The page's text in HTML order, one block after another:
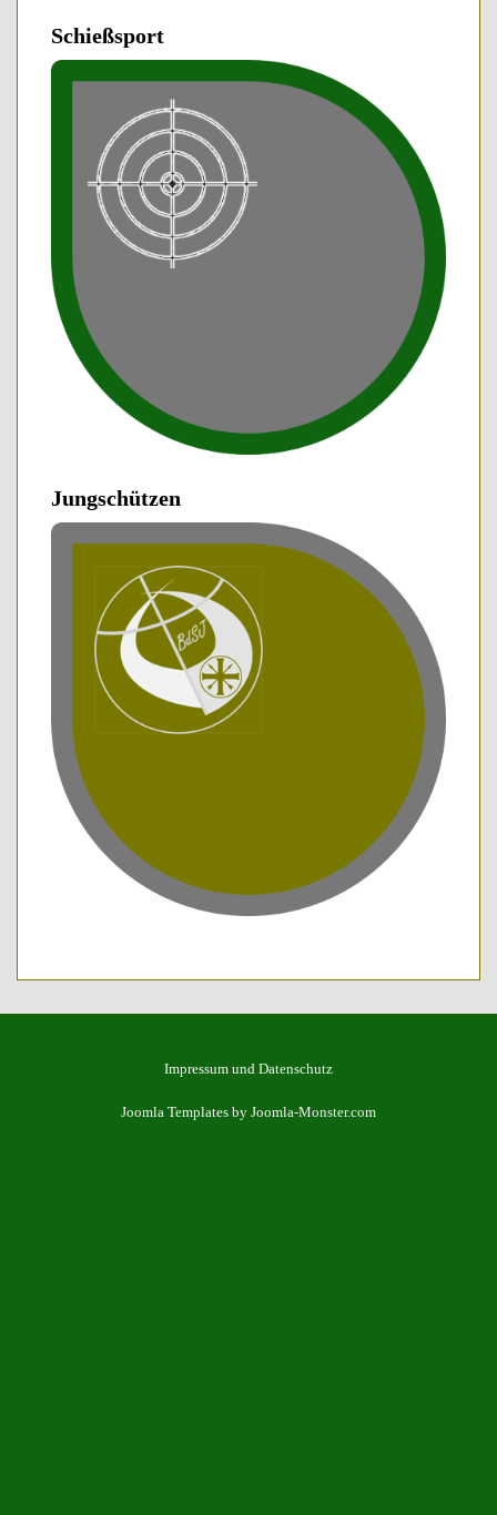
Schießsport
Jungschützen
Impressum und Datenschutz
Joomla Templates by Joomla-Monster.com